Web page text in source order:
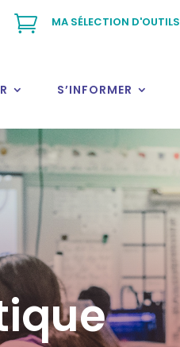
 MA SÉLECTION D'OUTILS
S’INFORMER